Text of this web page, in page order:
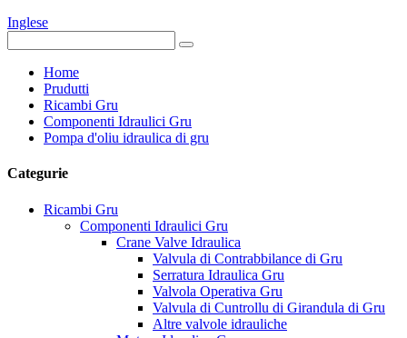
Inglese
Home
Prudutti
Ricambi Gru
Componenti Idraulici Gru
Pompa d'oliu idraulica di gru
Categurie
Ricambi Gru
Componenti Idraulici Gru
Crane Valve Idraulica
Valvula di Contrabbilance di Gru
Serratura Idraulica Gru
Valvola Operativa Gru
Valvula di Cuntrollu di Girandula di Gru
Altre valvole idrauliche